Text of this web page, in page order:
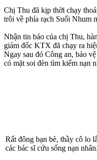
Chị Thu đã kịp thời chạy
trôi về phía rạch Suối Nhum
Nhận tin báo của chị Thu,
giám đốc KTX đã chạy ra
Ngay sau đó Công an, bảo
có mặt soi đèn tìm kiếm nạn
Rất đông bạn bè, thầy cô lo
các bác sĩ cứu sống nạn nhân.